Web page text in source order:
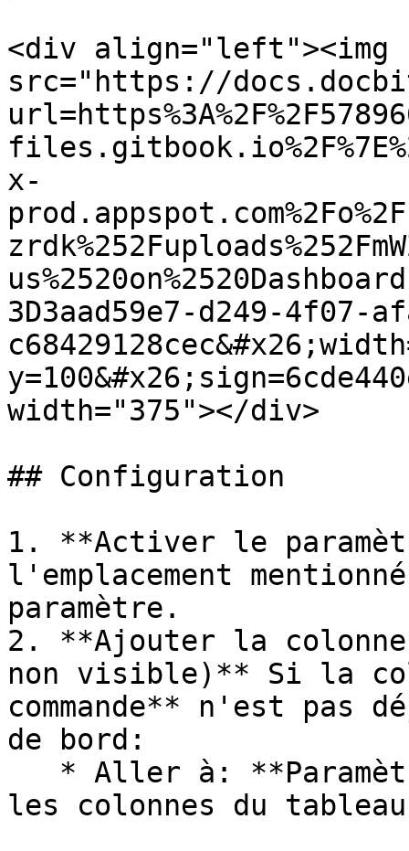
<div align="left"><img
src="https://
x-
3D3aad59e7-d249-4f07-
width="375"></div>
## Configuration
1. **Activer le
l'emplacement
paramètre.
2. **Ajouter la colonne
non visible)** Si la
commande** n'est
de bord:
les colonnes du